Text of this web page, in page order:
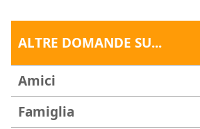
ALTRE DOMANDE SU...
Amici
Famiglia